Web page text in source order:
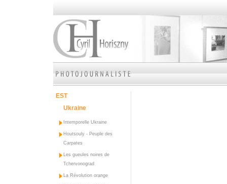
EST
Ukraine
Intemporelle Ukraine
Houtsouly - Peuple des
Carpates
Les gueules noires de
Tchervonograd
La Révolution orange